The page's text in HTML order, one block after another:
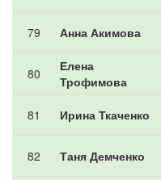
79 Анна Акимова
80
Елена
Трофимова
81 Ирина Ткаченко
82 Таня Демченко